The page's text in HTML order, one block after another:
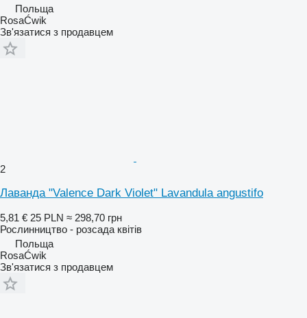
Польща
RosaĆwik
Зв'язатися з продавцем
2
Лаванда "Valence Dark Violet" Lavandula angustifo
5,81 € 25 PLN ≈ 298,70 грн
Рослинництво - розсада квітів
Польща
RosaĆwik
Зв'язатися з продавцем